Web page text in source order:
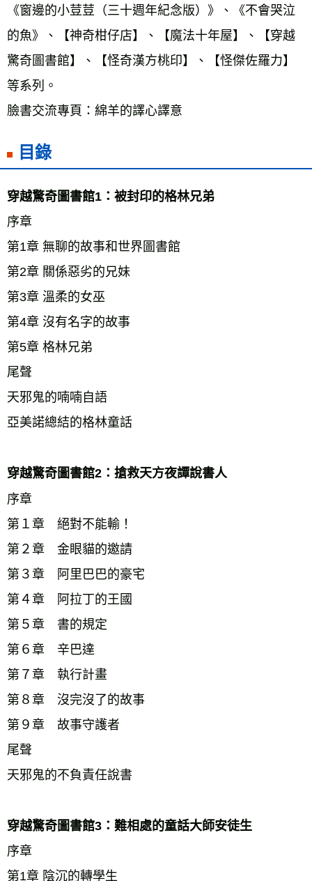
《窗邊的小荳荳（三十週年紀念版）》、《不會哭泣
的魚》、【神奇柑仔店】、【魔法十年屋】、【穿越
驚奇圖書館】、【怪奇漢方桃印】、【怪傑佐羅力】
等系列。
臉書交流專頁：綿羊的譯心譯意
目錄
穿越驚奇圖書館1：被封印的格林兄弟
序章
第1章 無聊的故事和世界圖書館
第2章 關係惡劣的兄妹
第3章 溫柔的女巫
第4章 沒有名字的故事
第5章 格林兄弟
尾聲
天邪鬼的喃喃自語
亞美諾總結的格林童話
穿越驚奇圖書館2：搶救天方夜譚說書人
序章
第１章　絕對不能輸！
第２章　金眼貓的邀請
第３章　阿里巴巴的豪宅
第４章　阿拉丁的王國
第５章　書的規定
第６章　辛巴達
第７章　執行計畫
第８章　沒完沒了的故事
第９章　故事守護者
尾聲
天邪鬼的不負責任說書
穿越驚奇圖書館3：難相處的童話大師安徒生
序章
第1章 陰沉的轉學生